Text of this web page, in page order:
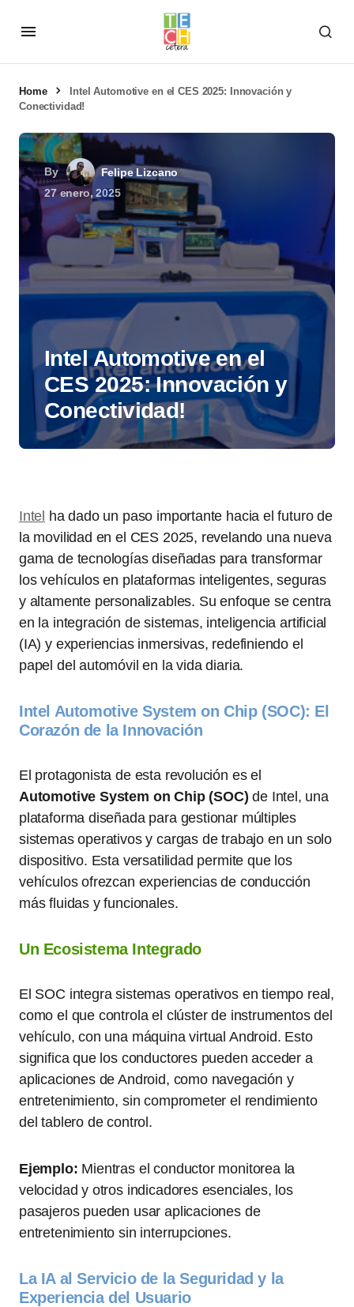
Home
Intel Automotive en el CES 2025: Innovación y
Conectividad!
By
Felipe Lizcano
27 enero, 2025
Intel Automotive en el
CES 2025: Innovación y
Conectividad!
Intel ha dado un paso importante hacia el futuro de
la movilidad en el CES 2025, revelando una nueva
gama de tecnologías diseñadas para transformar
los vehículos en plataformas inteligentes, seguras
y altamente personalizables. Su enfoque se centra
en la integración de sistemas, inteligencia artificial
(IA) y experiencias inmersivas, redefiniendo el
papel del automóvil en la vida diaria.
Intel Automotive System on Chip (SOC): El
Corazón de la Innovación
El protagonista de esta revolución es el
Automotive System on Chip (SOC) de Intel, una
plataforma diseñada para gestionar múltiples
sistemas operativos y cargas de trabajo en un solo
dispositivo. Esta versatilidad permite que los
vehículos ofrezcan experiencias de conducción
más fluidas y funcionales.
Un Ecosistema Integrado
El SOC integra sistemas operativos en tiempo real,
como el que controla el clúster de instrumentos del
vehículo, con una máquina virtual Android. Esto
significa que los conductores pueden acceder a
aplicaciones de Android, como navegación y
entretenimiento, sin comprometer el rendimiento
del tablero de control.
Ejemplo: Mientras el conductor monitorea la
velocidad y otros indicadores esenciales, los
pasajeros pueden usar aplicaciones de
entretenimiento sin interrupciones.
La IA al Servicio de la Seguridad y la
Experiencia del Usuario